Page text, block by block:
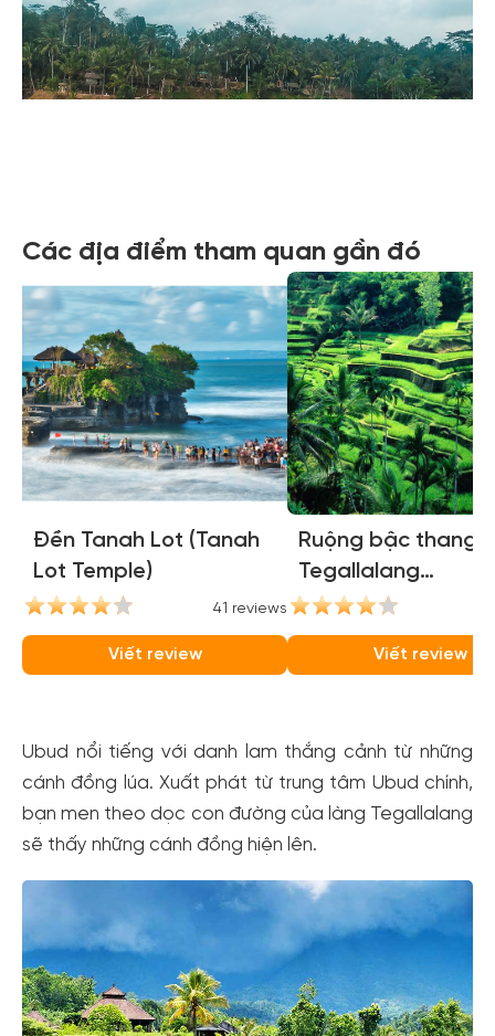
Các địa điểm tham quan gần đó
Đền Tanah Lot (Tanah
Lot Temple)
41 reviews
Viết review
Ruộng bậc thang
Tegallalang
(Tegallalang Rice
Terraces)
Viết review
Ubud nổi tiếng với danh lam thắng cảnh từ những
cánh đồng lúa. Xuất phát từ trung tâm Ubud chính,
bạn men theo dọc con đường của làng Tegallalang
sẽ thấy những cánh đồng hiện lên.